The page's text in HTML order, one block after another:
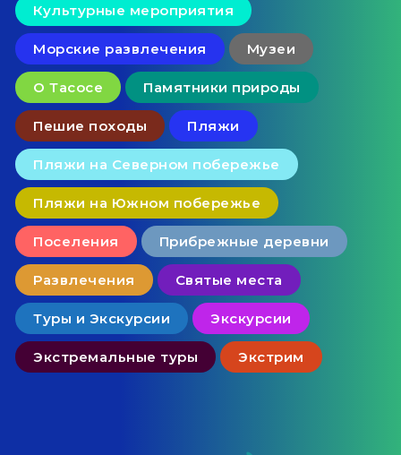
Культурные мероприятия
Морские развлечения Музеи
О Тасосе Памятники природы
Пешие походы Пляжи
Пляжи на Северном побережье
Пляжи на Южном побережье
Поселения Прибрежные деревни
Развлечения Святые места
Туры и Экскурсии Экскурсии
Экстремальные туры Экстрим